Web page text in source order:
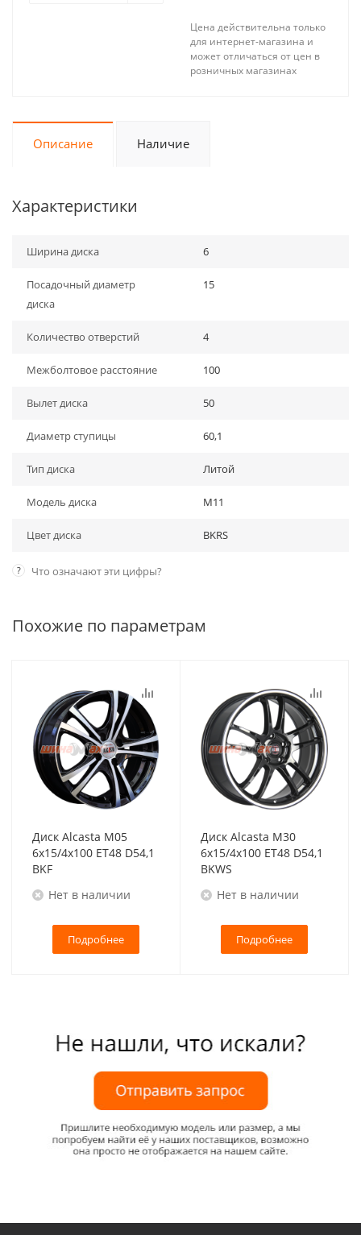
Цена действительна только
для интернет-магазина и
может отличаться от цен в
розничных магазинах
Описание Наличие
Характеристики
Ширина диска 6
Посадочный диаметр
диска
15
Количество отверстий 4
Межболтовое расстояние 100
Вылет диска 50
Диаметр ступицы 60,1
Тип диска Литой
Модель диска M11
Цвет диска BKRS
? Что означают эти цифры?
Похожие по параметрам
Диск Alcasta M05
6x15/4x100 ET48 D54,1
BKF
Нет в наличии
Подробнее
Диск Alcasta M30
6x15/4x100 ET48 D54,1
BKWS
Нет в наличии
Подробнее